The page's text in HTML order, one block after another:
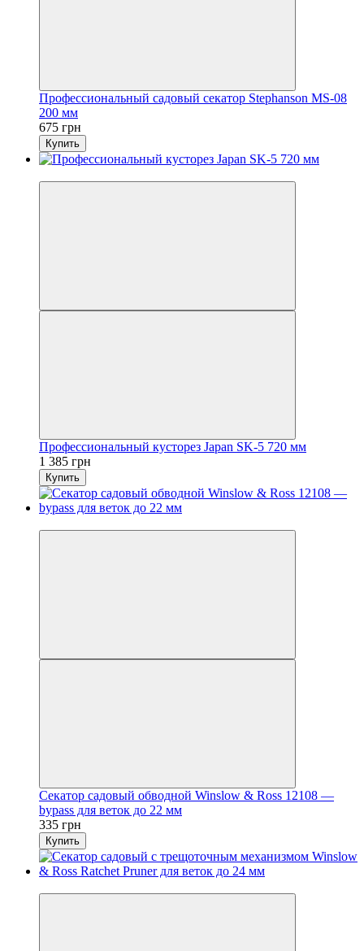
Профессиональный садовый секатор Stephanson MS-08
200 мм
675 грн
Купить
Профессиональный кусторез Japan SK-5 720 мм
1 385 грн
Купить
Секатор садовый обводной Winslow & Ross 12108 —
bypass для веток до 22 мм
335 грн
Купить